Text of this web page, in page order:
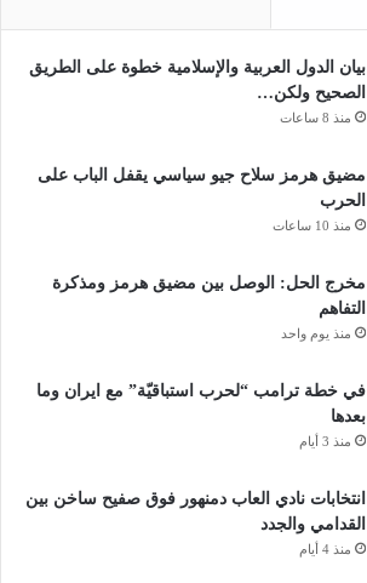
بيان الدول العربية والإسلامية خطوة على الطريق
الصحيح ولكن…
منذ 8 ساعات
مضيق هرمز سلاح جيو سياسي يقفل الباب على
الحرب
منذ 10 ساعات
مخرج الحل: الوصل بين مضيق هرمز ومذكرة
التفاهم
منذ يوم واحد
في خطة ترامب “لحرب استباقيّة” مع ايران وما
بعدها
منذ 3 أيام
انتخابات نادي العاب دمنهور فوق صفيح ساخن بين
القدامي والجدد
منذ 4 أيام